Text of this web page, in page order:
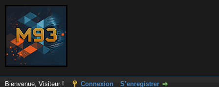
Bienvenue, Visiteur ! Connexion S’enregistrer